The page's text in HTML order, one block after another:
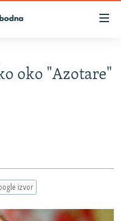
oko "Azotare"
izvor